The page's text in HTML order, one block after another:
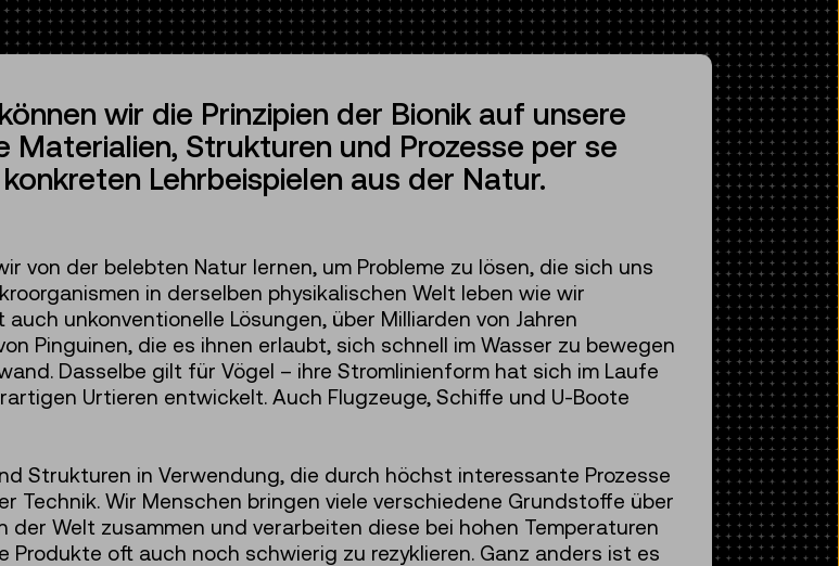
wir die Prinzipien der Bionik auf unsere
Materialien, Strukturen und Prozesse per se
Lehrbeispielen aus der Natur.
von der belebten Natur lernen, um Probleme zu lösen, die sich uns
in derselben physikalischen Welt leben wie wir
unkonventionelle Lösungen, über Milliarden von Jahren
Pinguinen, die es ihnen erlaubt, sich schnell im Wasser zu bewegen
Dasselbe gilt für Vögel – ihre Stromlinienform hat sich im Laufe
Urtieren entwickelt. Auch Flugzeuge, Schiffe und U-Boote
Strukturen in Verwendung, die durch höchst interessante Prozesse
Technik. Wir Menschen bringen viele verschiedene Grundstoffe über
der Welt zusammen und verarbeiten diese bei hohen Temperaturen
Produkte oft auch noch schwierig zu rezyklieren. Ganz anders ist es